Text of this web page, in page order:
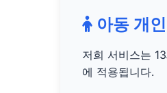
아동 개
저희 서비스는
에 적용됩니다.